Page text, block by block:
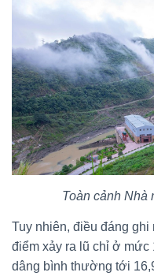
Toàn cảnh Nhà
Tuy nhiên, điều đáng
điểm xảy ra lũ chỉ ở
dâng bình thường tới